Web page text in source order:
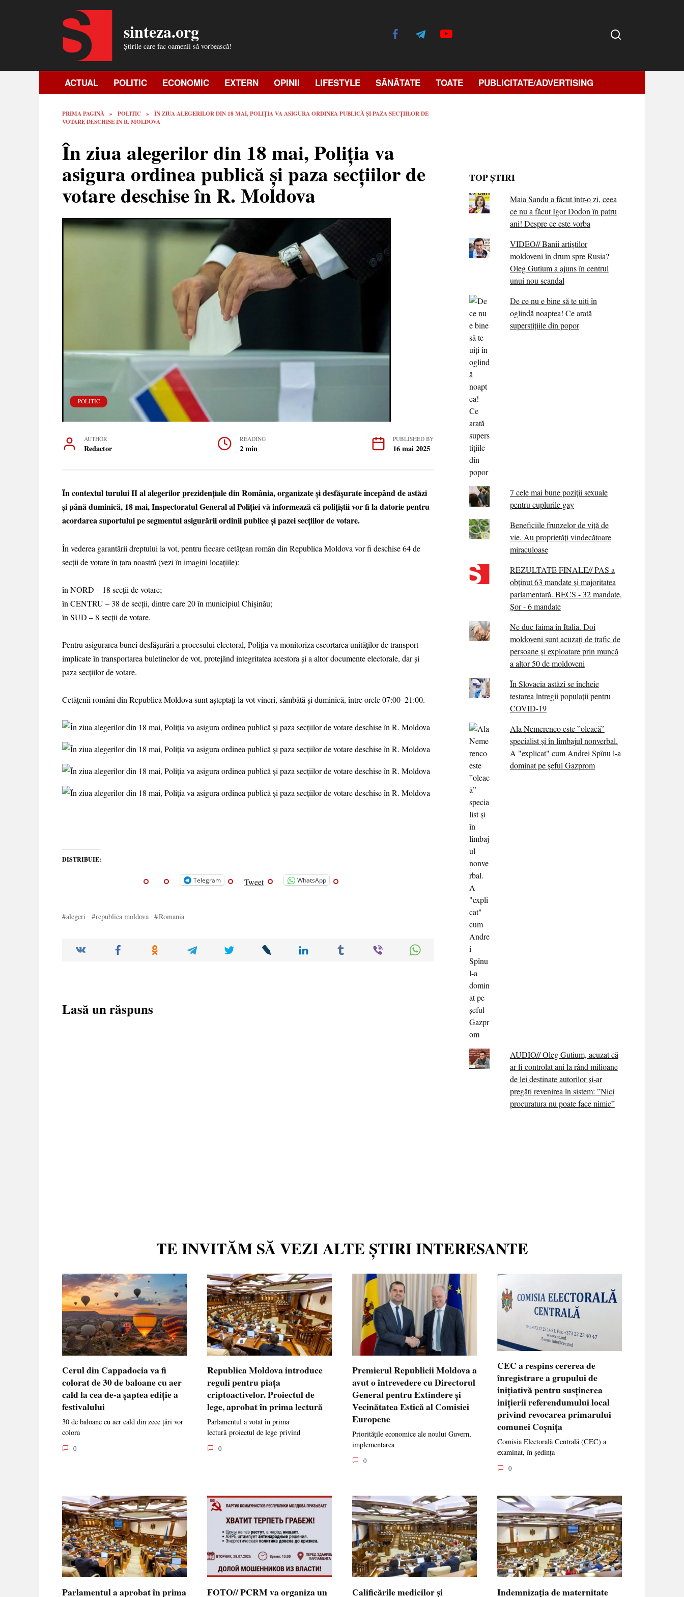
sinteza.org
Știrile care fac oamenii să vorbească!
ACTUAL POLITIC ECONOMIC EXTERN OPINII LIFESTYLE SĂNĂTATE TOATE PUBLICITATE/ADVERTISING
PRIMA PAGINĂ » POLITIC »
ÎN ZIUA ALEGERILOR DIN 18 MAI, POLIȚIA VA ASIGURA ORDINEA PUBLICĂ ȘI PAZA SECȚIILOR DE
VOTARE DESCHISE ÎN R. MOLDOVA
În ziua alegerilor din 18 mai, Poliția va
asigura ordinea publică și paza secțiilor de
votare deschise în R. Moldova
POLITIC
AUTHOR
Redactor
READING
2 min
PUBLISHED BY
16 mai 2025
În contextul turului II al alegerilor prezidențiale din România, organizate și desfășurate începând de astăzi
și până duminică, 18 mai, Inspectoratul General al Poliției vă informează că polițiștii vor fi la datorie pentru
acordarea suportului pe segmentul asigurării ordinii publice și pazei secțiilor de votare.
În vederea garantării dreptului la vot, pentru fiecare cetățean român din Republica Moldova vor fi deschise 64 de
secții de votare în țara noastră (vezi în imagini locațiile):
în NORD – 18 secții de votare;
în CENTRU – 38 de secții, dintre care 20 în municipiul Chișinău;
în SUD – 8 secții de votare.
Pentru asigurarea bunei desfășurări a procesului electoral, Poliția va monitoriza escortarea unităților de transport
implicate în transportarea buletinelor de vot, protejând integritatea acestora și a altor documente electorale, dar și
paza secțiilor de votare.
Cetățenii români din Republica Moldova sunt așteptați la vot vineri, sâmbătă și duminică, între orele 07:00–21:00.
DISTRIBUIE:
Telegram Tweet WhatsApp
alegeri republica moldova Romania
Lasă un răspuns
TOP ȘTIRI
Maia Sandu a făcut într-o zi, ceea
ce nu a făcut Igor Dodon în patru
ani! Despre ce este vorba
VIDEO// Banii artiștilor
moldoveni în drum spre Rusia?
Oleg Gutium a ajuns în centrul
unui nou scandal
De ce nu e bine să te uiți în
oglindă noaptea! Ce arată
superstițiile din popor
7 cele mai bune poziții sexuale
pentru cuplurile gay
Beneficiile frunzelor de viță de
vie. Au proprietăţi vindecătoare
miraculoase
REZULTATE FINALE// PAS a
obținut 63 mandate și majoritatea
parlamentară. BECS - 32 mandate,
Șor - 6 mandate
Ne duc faima în Italia. Doi
moldoveni sunt acuzați de trafic de
persoane și exploatare prin muncă
a altor 50 de moldoveni
În Slovacia astăzi se încheie
testarea întregii populații pentru
COVID-19
Ala Nemerenco este ”oleacă”
specialist și în limbajul nonverbal.
A "explicat" cum Andrei Spînu l-a
dominat pe șeful Gazprom
AUDIO// Oleg Gutium, acuzat că
ar fi controlat ani la rând milioane
de lei destinate autorilor și-ar
pregăti revenirea în sistem: ”Nici
procuratura nu poate face nimic”
TE INVITĂM SĂ VEZI ALTE ȘTIRI INTERESANTE
Cerul din Cappadocia va fi
colorat de 30 de baloane cu aer
cald la cea de-a șaptea ediție a
festivalului
30 de baloane cu aer cald din zece țări vor
colora
0
Republica Moldova introduce
reguli pentru piața
criptoactivelor. Proiectul de
lege, aprobat în prima lectură
Parlamentul a votat în prima
lectură proiectul de lege privind
0
Premierul Republicii Moldova a
avut o întrevedere cu Directorul
General pentru Extindere și
Vecinătatea Estică al Comisiei
Europene
Prioritățile economice ale noului Guvern,
implementarea
0
CEC a respins cererea de
înregistrare a grupului de
inițiativă pentru susținerea
inițierii referendumului local
privind revocarea primarului
comunei Coșnița
Comisia Electorală Centrală (CEC) a
examinat, în ședința
0
Parlamentul a aprobat în prima FOTO// PCRM va organiza un Calificările medicilor și Indemnizația de maternitate